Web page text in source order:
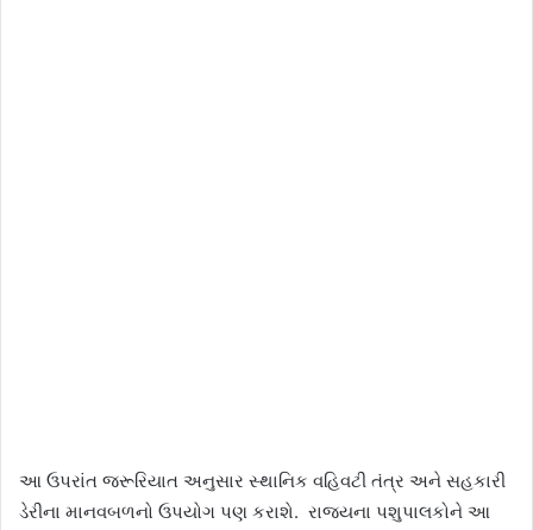
આ ઉપરાંત જરૂરિયાત અનુસાર સ્થાનિક વહિવટી તંત્ર અને સહકારી
ડેરીના માનવબળનો ઉપયોગ પણ કરાશે. રાજ્યના પશુપાલકોને આ